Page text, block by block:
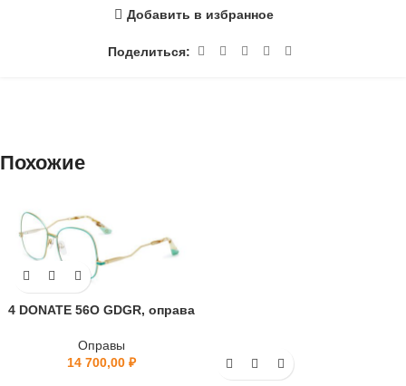
Добавить в избранное
Поделиться:
Похожие
4 DONATE 56O GDGR, оправа
Оправы
14 700,00 ₽